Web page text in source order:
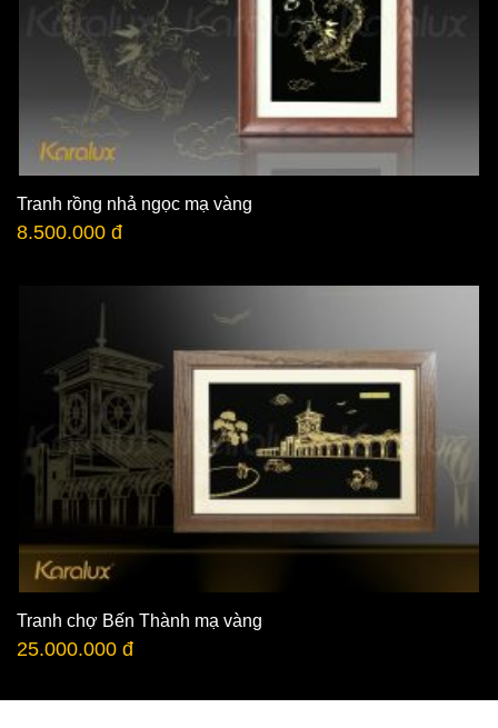
Tranh rồng nhả ngọc mạ vàng
8.500.000 đ
Tranh chợ Bến Thành mạ vàng
25.000.000 đ